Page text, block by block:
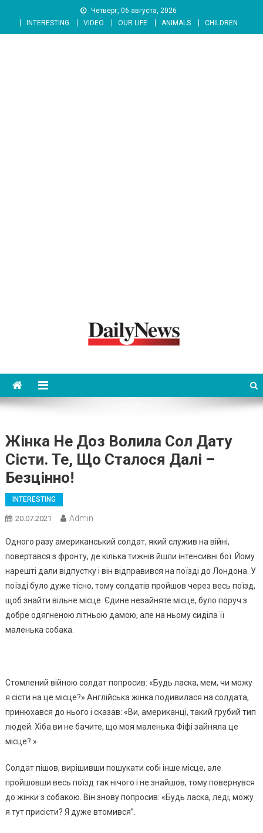
content
Четверг, 06 августа, 2026
INTERESTING
VIDEO OUR LIFE ANIMALS CHILDREN
Жінка Не Доз Волила Сол Дату
Сісти. Те, Що Сталося Далі –
Безцінно!
INTERESTING
20.07.2021 Admin
Одного разу американський солдат, який служив на війні,
повертався з фронту, де кілька тижнів йшли інтенсивні бої. Йому
нарешті дали відпустку і він відправився на поїзді до Лондона. У
поїзді було дуже тісно, ​​тому солдатів пройшов через весь поїзд,
щоб знайти вільне місце. Єдине незайняте місце, було поруч з
добре одягненою літньою дамою, але на ньому сиділа її
маленька собака.
Стомлений війною солдат попросив: «Будь ласка, мем, чи можу
я сісти на це місце?» Англійська жінка подивилася на солдата,
принюхався до нього і сказав: «Ви, американці, такий грубий тип
людей. Хіба ви не бачите, що моя маленька Фіфі зайняла це
місце? »
Солдат пішов, вирішивши пошукати собі інше місце, але
пройшовши весь поїзд так нічого і не знайшов, тому повернувся
до жінки з собакою. Він знову попросив: «Будь ласка, леді, можу
я тут присісти? Я дуже втомився”.